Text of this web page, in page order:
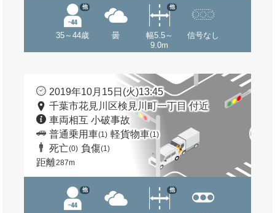
35～44歳
他
曇
幅5.5～
9.0m
他
信号なし
2019年10月15日(火)13:45
千葉市花見川区検見川町一丁目 付近
車両相互 小破事故
普通乗用車(1) 軽貨物車(1)
死亡(0) 負傷(1)
距離287m
他 他